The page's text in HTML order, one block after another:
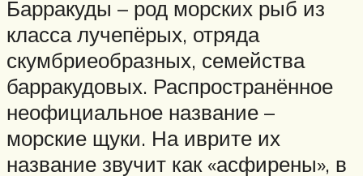
Барракуды – род морских рыб из
класса лучепёрых, отряда
скумбриеобразных, семейства
барракудовых. Распространённое
неофициальное название –
морские щуки. На иврите их
название звучит как «асфирены», в